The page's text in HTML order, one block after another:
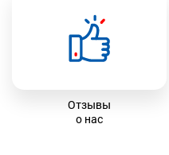
Отзывы
о нас